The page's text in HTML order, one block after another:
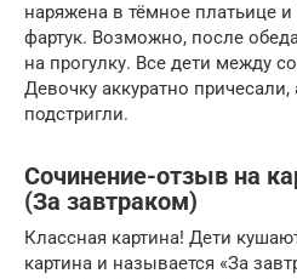
наряжена в тёмное платьице
фартук. Возможно, после
на прогулку. Все дети между
Девочку аккуратно
подстригли.
Сочинение-отзыв на
(За завтраком)
Классная картина! Дети
картина и называется «За